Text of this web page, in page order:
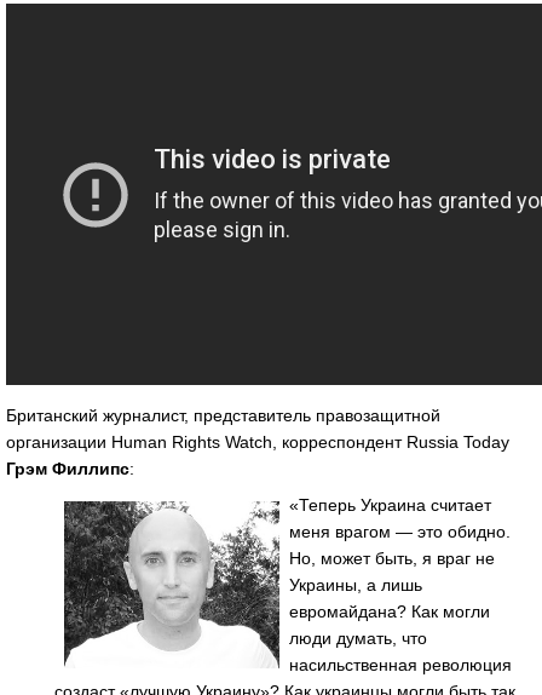
Британский журналист, представитель правозащитной
организации Human Rights Watch, корреспондент Russia Today
Грэм Филлипс:
«Теперь Украина считает
меня врагом — это обидно.
Но, может быть, я враг не
Украины, а лишь
евромайдана? Как могли
люди думать, что
насильственная революция